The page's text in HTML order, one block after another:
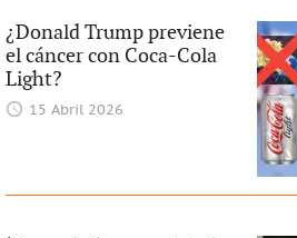
¿Donald Trump previene
el cáncer con Coca-Cola
Light?
15 Abril 2026